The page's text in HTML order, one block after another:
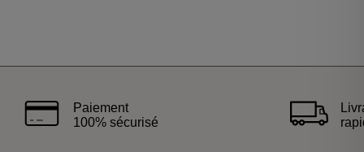
Paiement
100% sécurisé